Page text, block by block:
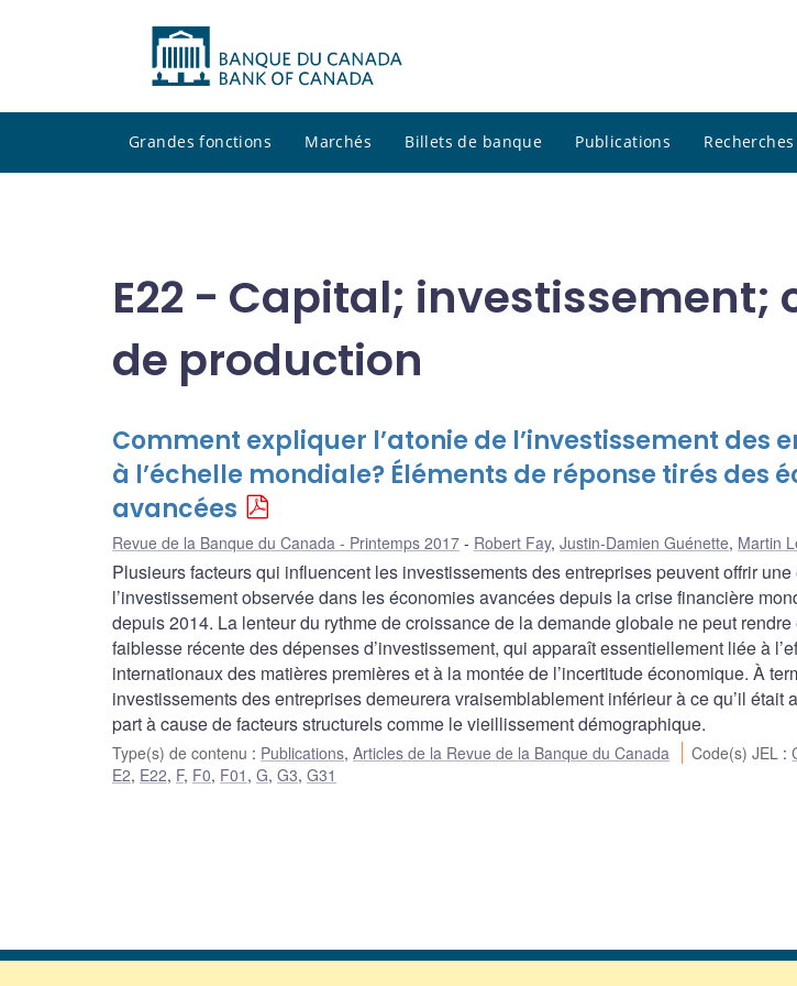
Grandes fonctions Marchés Billets de banque Publications Recherches
E22 - Capital; investissement;
de production
Comment expliquer l’atonie de l’investissement des
à l’échelle mondiale? Éléments de réponse tirés des
avancées
Revue de la Banque du Canada - Printemps 2017 Robert Fay, Justin-Damien Guénette, Martin
Plusieurs facteurs qui influencent les investissements des entreprises peuvent offrir
l’investissement observée dans les économies avancées depuis la crise financière
depuis 2014. La lenteur du rythme de croissance de la demande globale ne peut
faiblesse récente des dépenses d’investissement, qui apparaît essentiellement liée à
internationaux des matières premières et à la montée de l’incertitude économique. À
investissements des entreprises demeurera vraisemblablement inférieur à ce qu’il était
part à cause de facteurs structurels comme le vieillissement démographique.
Type(s) de contenu : Publications, Articles de la Revue de la Banque du Canada Code(s) JEL :
E2, E22, F, F0, F01 , G, G3, G31